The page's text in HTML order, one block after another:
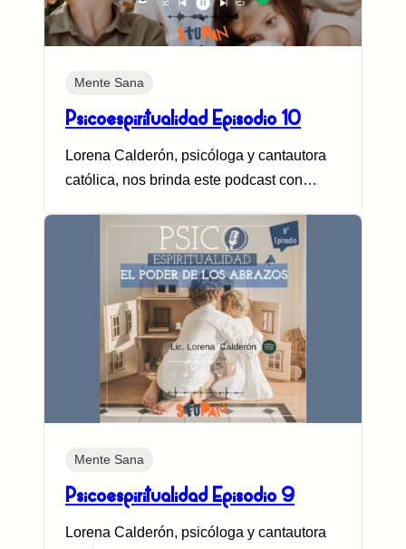
Mente Sana
Psicoespiritualidad Episodio 10
Lorena Calderón, psicóloga y cantautora
católica, nos brinda este podcast con…
Mente Sana
Psicoespiritualidad Episodio 9
Lorena Calderón, psicóloga y cantautora